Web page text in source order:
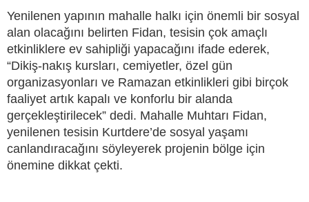
Yenilenen yapının mahalle halkı için önemli bir sosyal
alan olacağını belirten Fidan, tesisin çok amaçlı
etkinliklere ev sahipliği yapacağını ifade ederek,
“Dikiş-nakış kursları, cemiyetler, özel gün
organizasyonları ve Ramazan etkinlikleri gibi birçok
faaliyet artık kapalı ve konforlu bir alanda
gerçekleştirilecek” dedi. Mahalle Muhtarı Fidan,
yenilenen tesisin Kurtdere’de sosyal yaşamı
canlandıracağını söyleyerek projenin bölge için
önemine dikkat çekti.